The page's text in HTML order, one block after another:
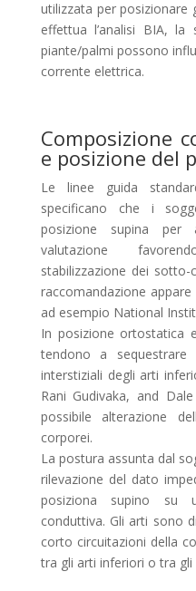
utilizzata per posizionare
effettua l’analisi BIA, la
piante/palmi possono
corrente elettrica.
Composizione
e posizione del
Le linee guida
specificano che i
posizione supina per
valutazione
stabilizzazione dei
raccomandazione
ad esempio National
In posizione ortostatica
tendono a sequestrare
interstiziali degli arti
Rani Gudivaka, and
possibile alterazione
corporei.
La postura assunta dal
rilevazione del dato
posiziona supino su
conduttiva. Gli arti sono
corto circuitazioni della
tra gli arti inferiori o tra